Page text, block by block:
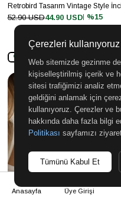
%15
44.90 USD
52.90 USD
%70'E VARAN İNDİRİM
Çerezleri kullanıyoruz
Web sitemizde gezinme
kişiselleştirilmiş içerik ve
sitesi trafiğimizi analiz
geldiğini anlamak için
kullanıyoruz. Çerezler ve
hakkında daha fazla bilgi
Politikası sayfamızı
Tümünü Kabul Et
Anasayfa Üye Girişi